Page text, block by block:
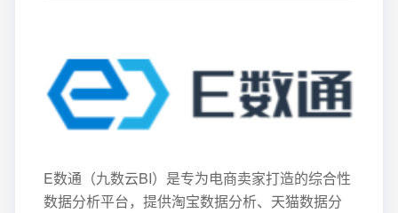
E数通（九数云BI）是专为电商卖家打造的综合性
数据分析平台，提供淘宝数据分析、天猫数据分